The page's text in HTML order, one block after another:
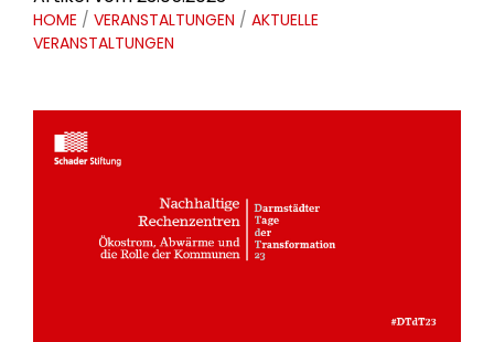
HOME / VERANSTALTUNGEN / AKTUELLE
VERANSTALTUNGEN